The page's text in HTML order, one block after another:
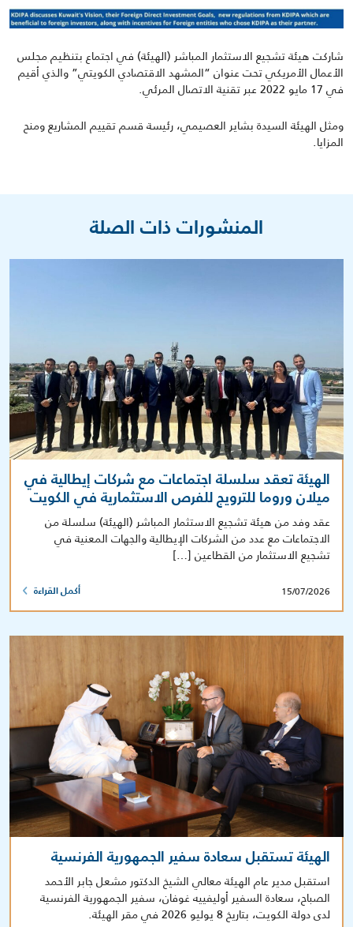
شاركت هيئة تشجيع الاستثمار المباشر (الهيئة) في اجتماع بتنظيم مجلس
الأعمال الأمريكي تحت عنوان “المشهد الاقتصادي الكويتي” والذي أقيم
في 17 مايو عبر تقنية الاتصال المرئي.
ومثل الهيئة السيدة بشاير العصيمي، رئيسة قسم تقييم المشاريع ومنح
المزايا.
المنشورات ذات الصلة
الهيئة تعقد سلسلة اجتماعات مع شركات إيطالية في
ميلان وروما للترويج للفرص الاستثمارية في الكويت
عقد وفد من هيئة تشجيع الاستثمار المباشر (الهيئة) سلسلة من
الاجتماعات مع عدد من الشركات الإيطالية والجهات المعنية في
تشجيع الاستثمار من القطاعين […]
15/07/2026 أكمل القراءة
الهيئة تستقبل سعادة سفير الجمهورية الفرنسية
استقبل مدير عام الهيئة معالي الشيخ الدكتور مشعل جابر الأحمد
الصباح، سعادة السفير أوليفييه غوفان، سفير الجمهورية الفرنسية
لدى دولة الكويت، بتاريخ 8 يوليو 2026 في مقر الهيئة.